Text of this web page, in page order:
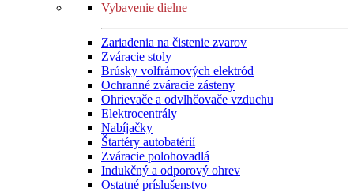
Vybavenie dielne
Zariadenia na čistenie zvarov
Zváracie stoly
Brúsky volfrámových elektród
Ochranné zváracie zásteny
Ohrievače a odvlhčovače vzduchu
Elektrocentrály
Nabíjačky
Štartéry autobatérií
Zváracie polohovadlá
Indukčný a odporový ohrev
Ostatné príslušenstvo